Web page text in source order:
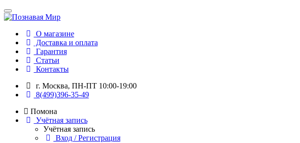
О магазине
Доставка и оплата
Гарантия
Статьи
Контакты
г. Москва, ПН-ПТ 10:00-19:00
8(499)396-35-49
Помона
Учётная запись
Учётная запись
Вход / Регистрация